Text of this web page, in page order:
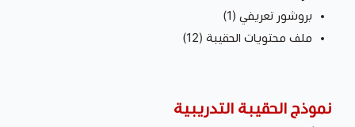
بروشور تعريفي (1)
ملف محتويات الحقيبة (12)
نموذج الحقيبة التدريبية